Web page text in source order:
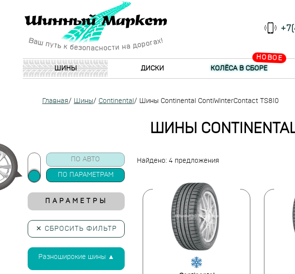
ШИНЫ ДИСКИ
НОВОЕ
КОЛЁСА В СБОРЕ
Главная/ Шины/ Continental / Шины Continental ContiWinterContact TS810
ШИНЫ CONTINENTAL
Найдено: 4 предложения
ПО АВТО
ПО ПАРАМЕТРАМ
ПАРАМЕТРЫ
✕ СБРОСИТЬ ФИЛЬТР
Разноширокие шины ▲